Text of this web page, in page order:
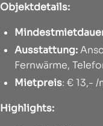
Objektdetails:
Ausstattung:
Fernwärme,
Mietpreis: € 13,- /
Highlights: